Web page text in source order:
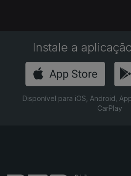
Instale a
Disponível para iOS, Android,
CarPlay